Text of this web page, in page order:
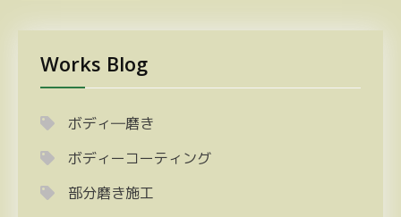
Works Blog
ボディ―磨き
ボディーコーティング
部分磨き施工